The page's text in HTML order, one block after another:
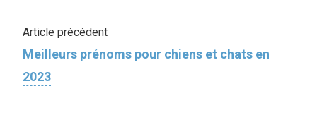
Article précédent
Meilleurs prénoms pour chiens et chats en
2023